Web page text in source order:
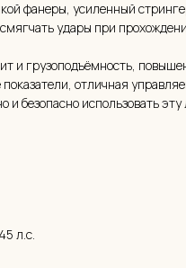
фанеры, усиленный
удары при
и грузоподъёмность,
отличная
и безопасно использовать
л.с.